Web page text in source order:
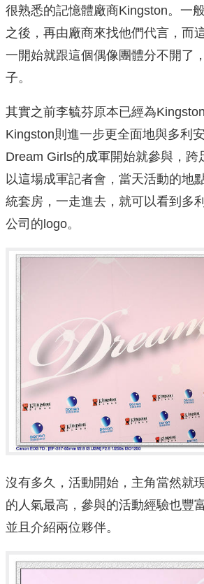
很熟悉的記憶體廠商Kingston。一
之後，再由廠商來找他們代言，而
一開始就跟這個偶像團體分不開了
子。
其實之前李毓芬原本已經為
Kingston則進一步更全面地與多利
Dream Girls的成軍開始就參與，跨
以這場成軍記者會，當天活動的地
統套房，一走進去，就可以看到多
公司的logo。
沒有多久，活動開始，主角當然就
的人氣最高，參與的活動經驗也豐
並且介紹兩位夥伴。